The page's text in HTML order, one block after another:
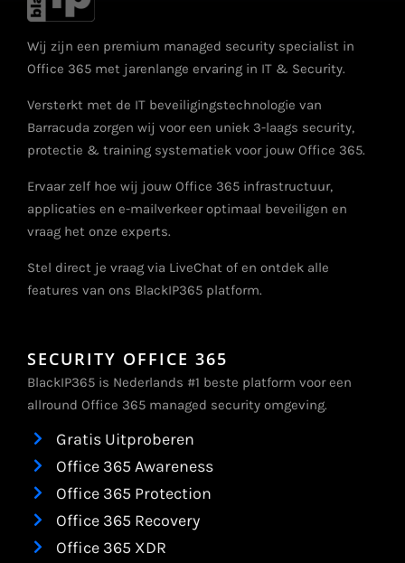
Wij zijn een premium managed security specialist in
Office 365 met jarenlange ervaring in IT & Security.
Versterkt met de IT beveiligingstechnologie van
Barracuda zorgen wij voor een uniek 3-laags security,
protectie & training systematiek voor jouw Office 365.
Ervaar zelf hoe wij jouw Office 365 infrastructuur,
applicaties en e-mailverkeer optimaal beveiligen en
vraag het onze experts.
Stel direct je vraag via LiveChat of en ontdek alle
features van ons BlackIP365 platform.
SECURITY OFFICE 365
BlackIP365 is Nederlands #1 beste platform voor een
allround Office 365 managed security omgeving.
Gratis Uitproberen
Office 365 Awareness
Office 365 Protection
Office 365 Recovery
Office 365 XDR